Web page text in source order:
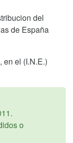
del
de España
en el (I.N.E.)
.
o